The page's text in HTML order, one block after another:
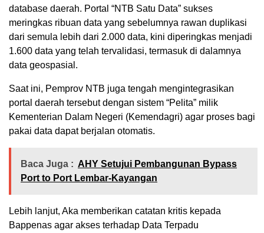
database daerah. Portal “NTB Satu Data” sukses
meringkas ribuan data yang sebelumnya rawan duplikasi
dari semula lebih dari 2.000 data, kini diperingkas menjadi
1.600 data yang telah tervalidasi, termasuk di dalamnya
data geospasial.
​Saat ini, Pemprov NTB juga tengah mengintegrasikan
portal daerah tersebut dengan sistem “Pelita” milik
Kementerian Dalam Negeri (Kemendagri) agar proses bagi
pakai data dapat berjalan otomatis.
Baca Juga : AHY Setujui Pembangunan Bypass
Port to Port Lembar-Kayangan
​Lebih lanjut, Aka memberikan catatan kritis kepada
Bappenas agar akses terhadap Data Terpadu